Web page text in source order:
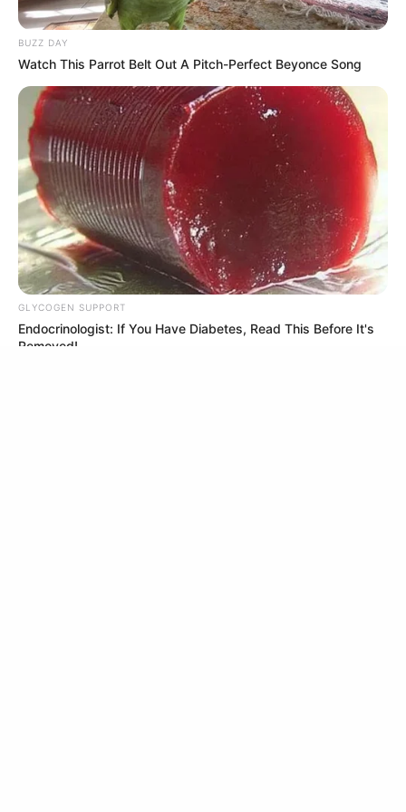
Guatemala Dental
GUATEMALA DENTAL
เว็บไซต์นี้ใช้คุกกี้
เพื่อการนำเสนอเนื้อหาที่ดี รวมถึงการจัดการข้อมูลส่วนบุคคล เพื่อให้คุณได้รับ
ประสบการณ์ที่ดีบนบริการของเว็บไซต์เรา หากคุณใช้บริการเว็บไซต์นี้ต่อไปโดย
ไม่มีการปรับตั้งค่าใดๆนั้น แสดงว่าคุณยอมรับนโยบายคุกกี้และนโยบายส่วน
บุคคลของเรา
ยอมรับ เรียนรู้เพิ่มเติม
BUZZ DAY
Watch This Parrot Belt Out A Pitch-Perfect Beyonce Song
GLYCOGEN SUPPORT
Endocrinologist: If You Have Diabetes, Read This Before It's
Removed!